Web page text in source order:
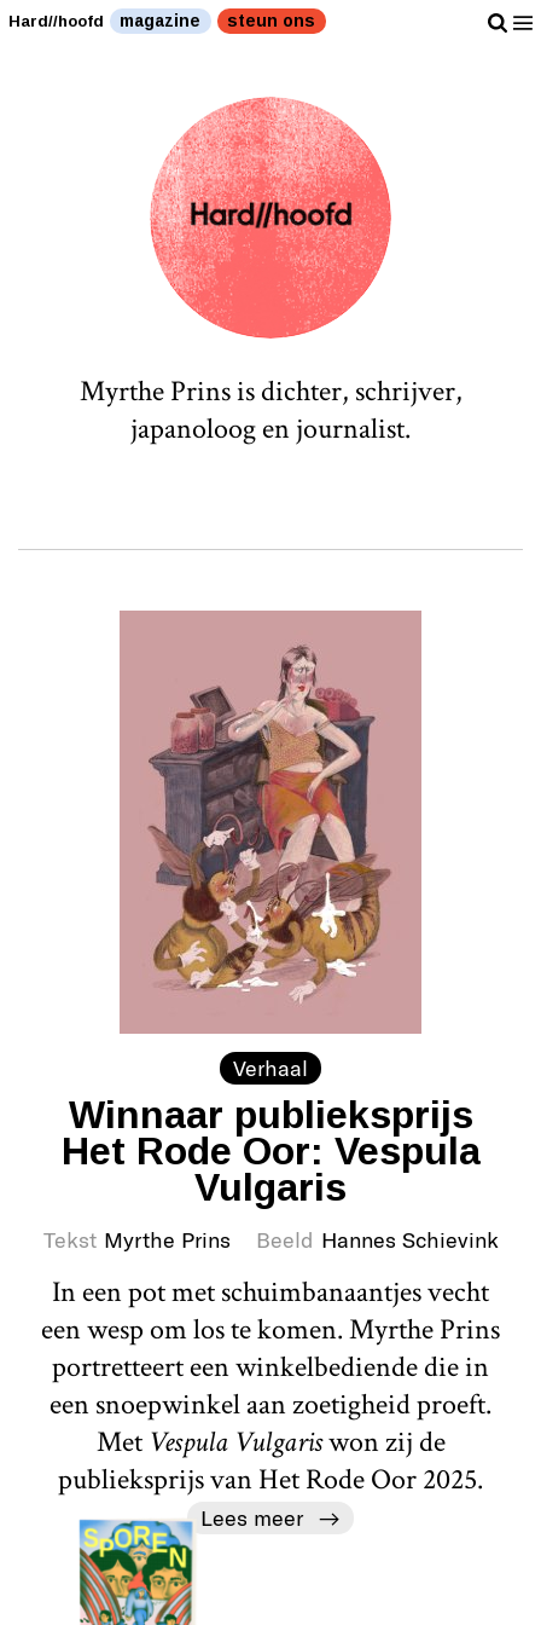
Hard//hoofd magazine steun ons
Myrthe Prins is dichter, schrijver,
japanoloog en journalist.
Verhaal
Winnaar publieksprijs
Het Rode Oor: Vespula
Vulgaris
Tekst Myrthe Prins Beeld Hannes Schievink
In een pot met schuimbanaantjes vecht
een wesp om los te komen. Myrthe Prins
portretteert een winkelbediende die in
een snoepwinkel aan zoetigheid proeft.
Met Vespula Vulgariswon zij de
publieksprijs van Het Rode Oor 2025.
Lees meer